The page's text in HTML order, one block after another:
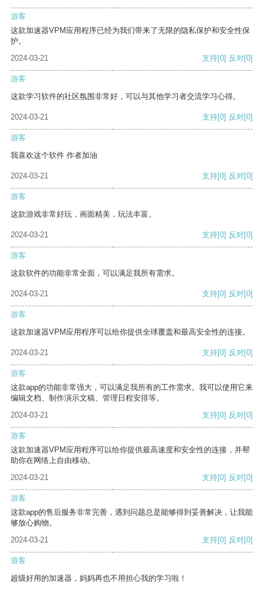
游客
这款加速器VPM应用程序已经为我们带来了无限的隐私保护和安全性保
护。
2024-03-21
支持[0] 反对[0]
游客
这款学习软件的社区氛围非常好，可以与其他学习者交流学习心得。
2024-03-21 支持[0] 反对[0]
游客
我喜欢这个软件 作者加油
2024-03-21 支持[0] 反对[0]
游客
这款游戏非常好玩，画面精美，玩法丰富。
2024-03-21 支持[0] 反对[0]
游客
这款软件的功能非常全面，可以满足我所有需求。
2024-03-21 支持[0] 反对[0]
游客
这款加速器VPM应用程序可以给你提供全球覆盖和最高安全性的连接。
2024-03-21 支持[0] 反对[0]
游客
这款app的功能非常强大，可以满足我所有的工作需求。我可以使用它来
编辑文档、制作演示文稿、管理日程安排等。
2024-03-21
支持[0] 反对[0]
游客
这款加速器VPM应用程序可以给你提供最高速度和安全性的连接，并帮
助你在网络上自由移动。
2024-03-21
支持[0] 反对[0]
游客
这款app的售后服务非常完善，遇到问题总是能够得到妥善解决，让我能
够放心购物。
2024-03-21
支持[0] 反对[0]
游客
超级好用的加速器，妈妈再也不用担心我的学习啦！